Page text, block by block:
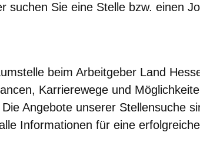
suchen Sie eine Stelle bzw. einen
beim Arbeitgeber Land
Karrierewege und
Angebote unserer Stellensuche
Informationen für eine